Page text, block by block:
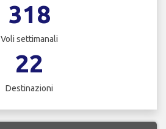
318
Voli settimanali
22
Destinazioni